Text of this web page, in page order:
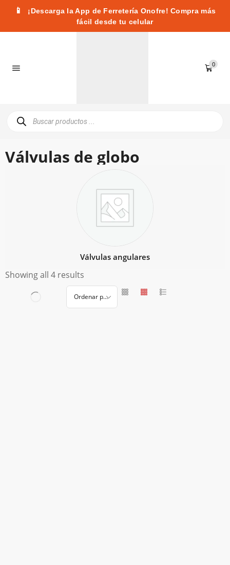
📱
¡Descarga la App de Ferretería Onofre! Compra más
fácil desde tu celular
0
Válvulas de globo
Válvulas angulares
Showing all 4 results